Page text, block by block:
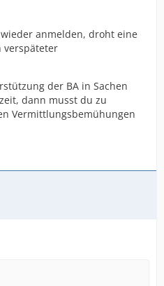
anmelden, droht eine
verspäteter
der BA in Sachen
dann musst du zu
Vermittlungsbemühungen